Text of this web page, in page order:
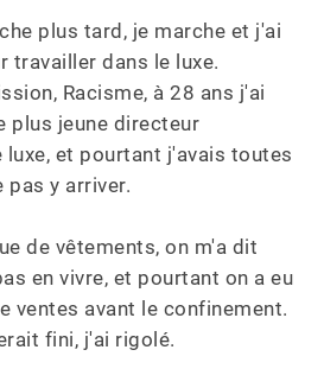
plus tard, je marche et j'ai
travailler dans le luxe.
Racisme, à 28 ans j'ai
plus jeune directeur
et pourtant j'avais toutes
pas y arriver.
de vêtements, on m'a dit
en vivre, et pourtant on a eu
ventes avant le confinement.
fini, j'ai rigolé.